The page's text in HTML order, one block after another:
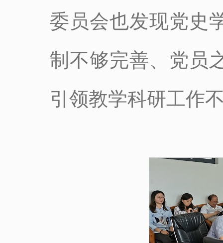
委员会也发现党史
制不够完善、党员
引领教学科研工作